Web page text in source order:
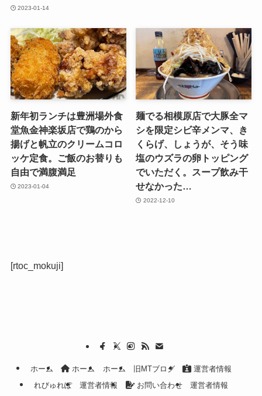
2023-01-14
新年初ランチは豊洲場外食
堂魚金神楽坂店で鶏のから
揚げと帆立のクリームコロ
ッケ定食。ご飯のお替りも
自由で満腹満足
2023-01-04
麺でる相模原店で大豚全マ
シを限定シビ辛メンマ、き
くらげ、しょうが、そう味
塩のウズラの卵トッピング
でいただく。スープ飲み干
せなかった…
2022-12-10
[rtoc_mokuji]
ホーム ホーム ホーム 旧MTブログ
運営者情報
れびゅれぽ
運営者情報 お問い合わせ 運営者情報